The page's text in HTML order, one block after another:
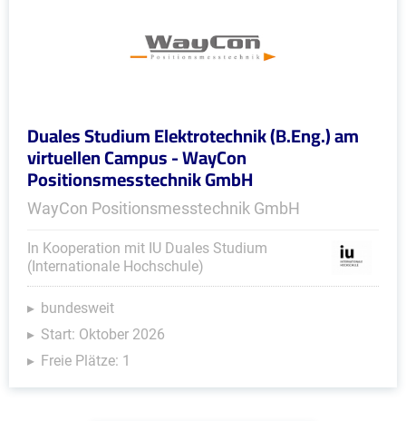
Duales Studium Elektrotechnik (B.Eng.) am
virtuellen Campus - WayCon
Positionsmesstechnik GmbH
WayCon Positionsmesstechnik GmbH
In Kooperation mit IU Duales Studium
(Internationale Hochschule)
bundesweit
Start: Oktober 2026
Freie Plätze: 1